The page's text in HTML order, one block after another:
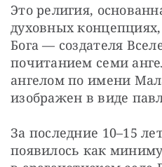
Это религия,
духовных
Бога — создателя
почитанием семи
ангелом по имени
изображен в виде
За последние 10–15
появилось как